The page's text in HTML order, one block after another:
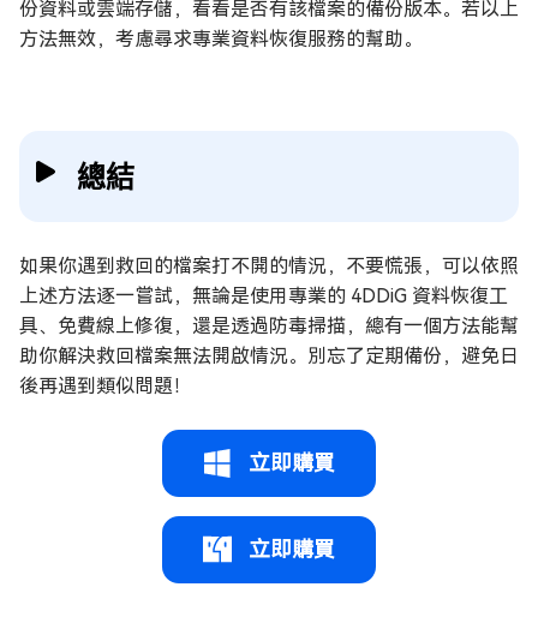
份資料或雲端存儲，看看是否有該檔案的備份版本。若以上
方法無效，考慮尋求專業資料恢復服務的幫助。
總結
如果你遇到救回的檔案打不開的情況，不要慌張，可以依照
上述方法逐一嘗試，無論是使用專業的 4DDiG 資料恢復工
具、免費線上修復，還是透過防毒掃描，總有一個方法能幫
助你解決救回檔案無法開啟情況。別忘了定期備份，避免日
後再遇到類似問題！
立即購買
立即購買